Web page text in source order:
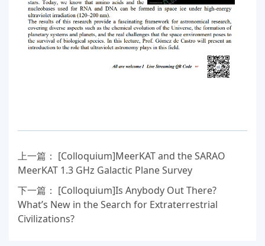
上一篇： [Colloquium]MeerKAT and the SARAO
MeerKAT 1.3 GHz Galactic Plane Survey
下一篇： [Colloquium]Is Anybody Out There?
What’s New in the Search for Extraterrestrial
Civilizations?